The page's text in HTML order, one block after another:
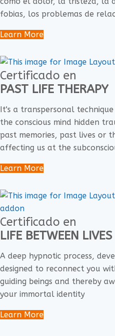
fobias, los problemas de
Learn More
Certificado en
PAST LIFE THERAPY
It's a transpersonal
the conscious mind hidden
past memories, past lives or
affecting us at the
Learn More
Certificado en
LIFE BETWEEN LIVES
A deep hypnotic process,
designed to reconnect you
guiding beings and thereby
your immortal identity
Learn More